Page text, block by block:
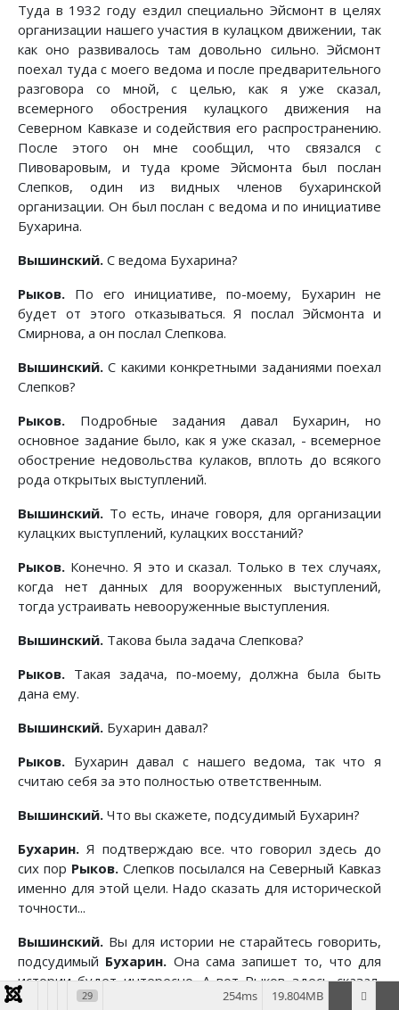
Туда в 1932 году ездил специально Эйсмонт в целях
организации нашего участия в кулацком движении, так
как оно развивалось там довольно сильно. Эйсмонт
поехал туда с моего ведома и после предварительного
разговора со мной, с целью, как я уже сказал,
всемерного обострения кулацкого движения на
Северном Кавказе и содействия его распространению.
После этого он мне сообщил, что связался с
Пивоваровым, и туда кроме Эйсмонта был послан
Слепков, один из видных членов бухаринской
организации. Он был послан с ведома и по инициативе
Бухарина.
Вышинский. С ведома Бухарина?
Рыков. По его инициативе, по-моему, Бухарин не
будет от этого отказываться. Я послал Эйсмонта и
Смирнова, а он послал Слепкова.
Вышинский. С какими конкретными заданиями поехал
Слепков?
Рыков. Подробные задания давал Бухарин, но
основное задание было, как я уже сказал, - всемерное
обострение недовольства кулаков, вплоть до всякого
рода открытых выступлений.
Вышинский. То есть, иначе говоря, для организации
кулацких выступлений, кулацких восстаний?
Рыков. Конечно. Я это и сказал. Только в тех случаях,
когда нет данных для вооруженных выступлений,
тогда устраивать невооруженные выступления.
Вышинский. Такова была задача Слепкова?
Рыков. Такая задача, по-моему, должна была быть
дана ему.
Вышинский. Бухарин давал?
Рыков. Бухарин давал с нашего ведома, так что я
считаю себя за это полностью ответственным.
Вышинский. Что вы скажете, подсудимый Бухарин?
Бухарин. Я подтверждаю все. что говорил здесь до
сих пор Рыков. Слепков посылался на Северный Кавказ
именно для этой цели. Надо сказать для исторической
точности...
Вышинский. Вы для истории не старайтесь говорить,
подсудимый Бухарин. Она сама запишет то, что для
истории будет интересно. А вот Рыков здесь сказал,
что с ведома центра, по прямому заданию центра, в
29 19.804MB
254ms